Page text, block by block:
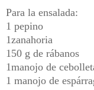
Para la ensalada:
1 pepino
1zanahoria
150 g de rábanos
1manojo de
1 manojo de